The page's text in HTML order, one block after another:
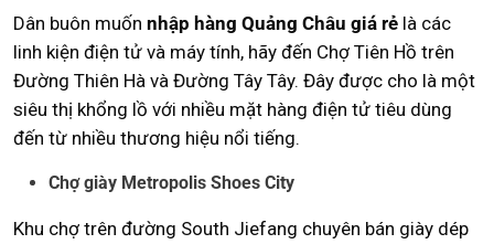
Dân buôn muốn nhập hàng Quảng Châu giá rẻ là các
linh kiện điện tử và máy tính, hãy đến Chợ Tiên Hồ trên
Đường Thiên Hà và Đường Tây Tây. Đây được cho là một
siêu thị khổng lồ với nhiều mặt hàng điện tử tiêu dùng
đến từ nhiều thương hiệu nổi tiếng.
Chợ giày Metropolis Shoes City
Khu chợ trên đường South Jiefang chuyên bán giày dép